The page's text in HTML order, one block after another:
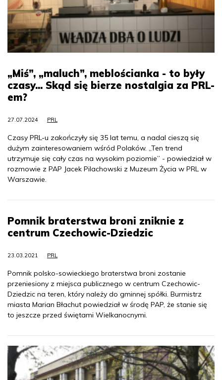
„Miś”, „maluch”, meblościanka - to były
czasy... Skąd się bierze nostalgia za PRL-
em?
27.07.2024 PRL
Czasy PRL-u zakończyły się 35 lat temu, a nadal cieszą się
dużym zainteresowaniem wśród Polaków. „Ten trend
utrzymuje się cały czas na wysokim poziomie” - powiedział w
rozmowie z PAP Jacek Pilachowski z Muzeum Życia w PRL w
Warszawie.
Pomnik braterstwa broni zniknie z
centrum Czechowic-Dziedzic
23.03.2021 PRL
Pomnik polsko-sowieckiego braterstwa broni zostanie
przeniesiony z miejsca publicznego w centrum Czechowic-
Dziedzic na teren, który należy do gminnej spółki. Burmistrz
miasta Marian Błachut powiedział w środę PAP, że stanie się
to jeszcze przed świętami Wielkanocnymi.